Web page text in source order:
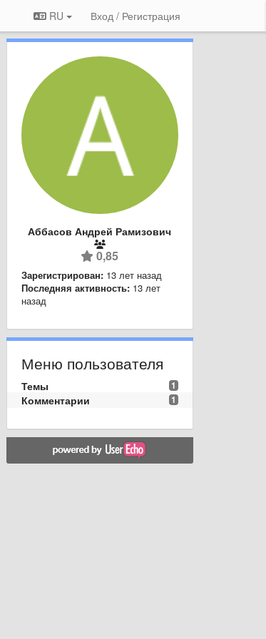
RU Вход / Регистрация
Аббасов Андрей Рамизович
0,85
Зарегистрирован: 13 лет назад
Последняя активность: 13 лет
назад
Меню пользователя
1
Темы
1
Комментарии